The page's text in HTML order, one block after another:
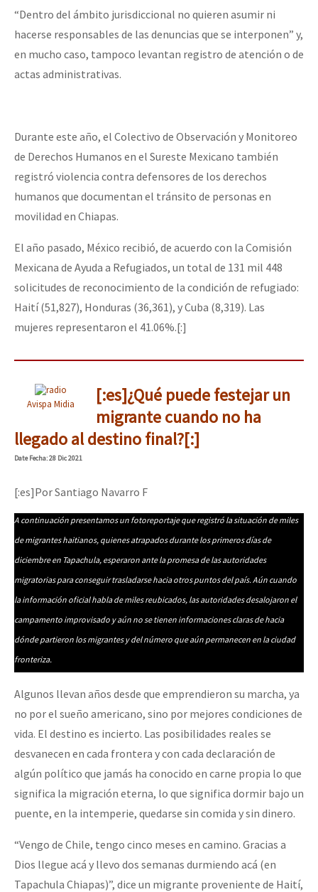
“Dentro del ámbito jurisdiccional no quieren asumir ni
hacerse responsables de las denuncias que se interponen” y,
en mucho caso, tampoco levantan registro de atención o de
actas administrativas.
Durante este año, el Colectivo de Observación y Monitoreo
de Derechos Humanos en el Sureste Mexicano también
registró violencia contra defensores de los derechos
humanos que documentan el tránsito de personas en
movilidad en Chiapas.
El año pasado, México recibió, de acuerdo con la Comisión
Mexicana de Ayuda a Refugiados, un total de 131 mil 448
solicitudes de reconocimiento de la condición de refugiado:
Haití (51,827), Honduras (36,361), y Cuba (8,319). Las
mujeres representaron el 41.06%.[:]
Avispa Midia
[:es]¿Qué puede festejar un
migrante cuando no ha
llegado al destino final?[:]
DateFecha: 28 Dic 2021
[:es]Por Santiago Navarro F
A continuación presentamos un fotoreportaje que registró la situación de miles
de migrantes haitianos, quienes atrapados durante los primeros días de
diciembre en Tapachula, esperaron ante la promesa de las autoridades
migratorias para conseguir trasladarse hacia otros puntos del país. Aún cuando
la información oficial habla de miles reubicados, las autoridades desalojaron el
campamento improvisado y aún no se tienen informaciones claras de hacia
dónde partieron los migrantes y del número que aún permanecen en la ciudad
fronteriza.
Algunos llevan años desde que emprendieron su marcha, ya
no por el sueño americano, sino por mejores condiciones de
vida. El destino es incierto. Las posibilidades reales se
desvanecen en cada frontera y con cada declaración de
algún político que jamás ha conocido en carne propia lo que
significa la migración eterna, lo que significa dormir bajo un
puente, en la intemperie, quedarse sin comida y sin dinero.
“Vengo de Chile, tengo cinco meses en camino. Gracias a
Dios llegue acá y llevo dos semanas durmiendo acá (en
Tapachula Chiapas)”, dice un migrante proveniente de Haití,